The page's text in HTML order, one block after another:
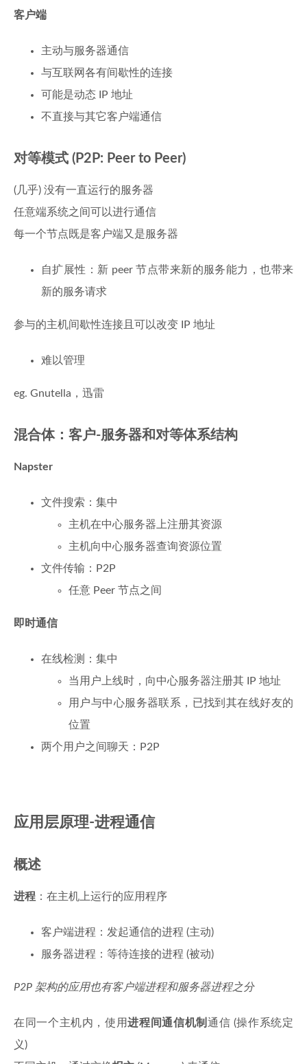
客户端
主动与服务器通信
与互联网各有间歇性的连接
可能是动态 IP 地址
不直接与其它客户端通信
对等模式 (P2P: Peer to Peer)
(几乎) 没有一直运行的服务器
任意端系统之间可以进行通信
每一个节点既是客户端又是服务器
自扩展性：新 peer 节点带来新的服务能力，也带来
新的服务请求
参与的主机间歇性连接且可以改变 IP 地址
难以管理
eg. Gnutella，迅雷
混合体：客户-服务器和对等体系结构
Napster
文件搜索：集中
主机在中心服务器上注册其资源
主机向中心服务器查询资源位置
文件传输：P2P
任意 Peer 节点之间
即时通信
在线检测：集中
当用户上线时，向中心服务器注册其 IP 地址
用户与中心服务器联系，已找到其在线好友的
位置
两个用户之间聊天：P2P
应用层原理-进程通信
概述
进程 ：在主机上运行的应用程序
客户端进程：发起通信的进程 (主动)
服务器进程：等待连接的进程 (被动)
P2P 架构的应用也有客户端进程和服务器进程之分
在同一个主机内，使用进程间通信机制 通信 (操作系统定
义)